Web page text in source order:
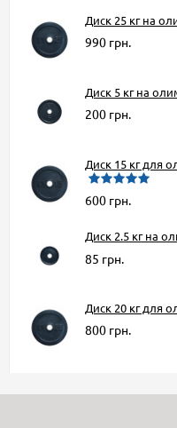
Диск 25 кг на
990 грн.
Диск 5 кг на
200 грн.
Диск 15 кг для
600 грн.
Диск 2.5 кг на
85 грн.
Диск 20 кг для
800 грн.